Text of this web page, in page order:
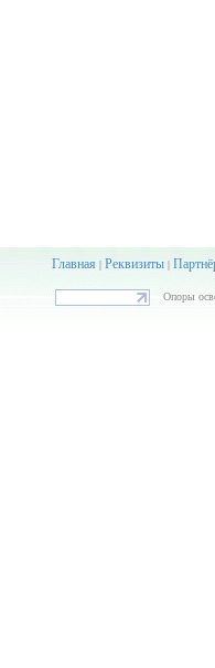
Главная| Реквизиты|
Опоры